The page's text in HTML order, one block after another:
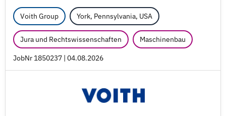
Voith Group York, Pennsylvania, USA
Jura und Rechtswissenschaften Maschinenbau
JobNr 1850237 | 04.08.2026